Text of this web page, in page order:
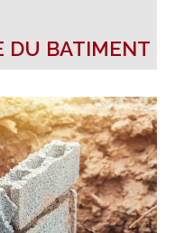
DU BATIMENT